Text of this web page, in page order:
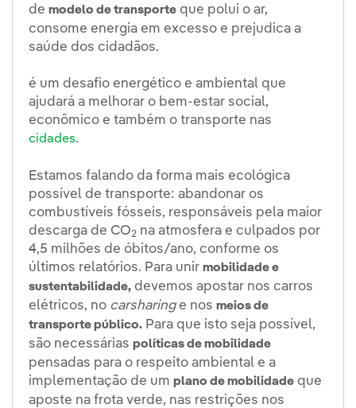
de modelo de transporte que polui o ar,
consome energia em excesso e prejudica a
saúde dos cidadãos.
é um desafio energético e ambiental que
ajudará a melhorar o bem-estar social,
econômico e também o transporte nas
cidades.
Estamos falando da forma mais ecológica
possível de transporte: abandonar os
combustíveis fósseis, responsáveis pela maior
descarga de CO2 na atmosfera e culpados por
4,5 milhões de óbitos/ano, conforme os
últimos relatórios. Para unir mobilidade e
sustentabilidade, devemos apostar nos carros
elétricos, no carsharinge nos meios de
transporte público. Para que isto seja possível,
são necessárias políticas de mobilidade
pensadas para o respeito ambiental e a
implementação de um plano de mobilidade que
aposte na frota verde, nas restrições nos